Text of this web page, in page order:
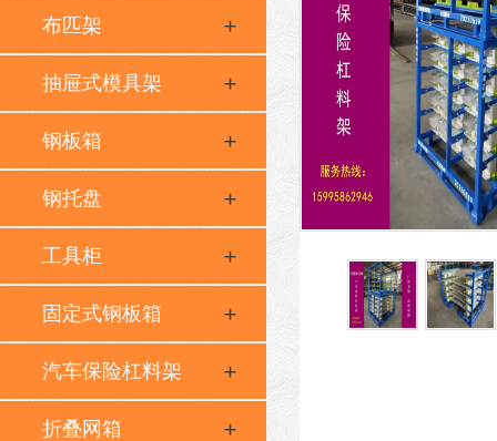
布匹架
抽屉式模具架
钢板箱
钢托盘
工具柜
固定式钢板箱
汽车保险杠料架
折叠网箱